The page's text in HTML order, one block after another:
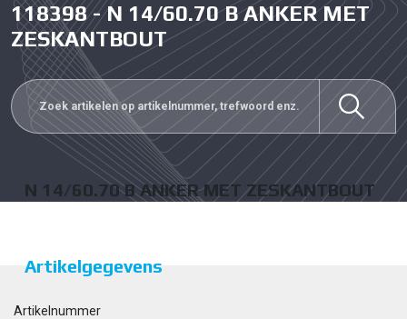
118398 - N 14/60.70 B ANKER MET
ZESKANTBOUT
N 14/60.70 B ANKER MET ZESKANTBOUT
Artikelgegevens
Artikelnummer